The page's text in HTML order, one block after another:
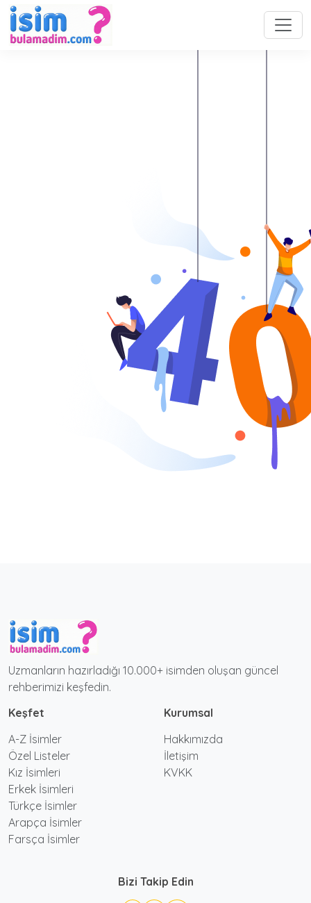
Uzmanların hazırladığı 10.000+ isimden oluşan güncel
rehberimizi keşfedin.
Keşfet
A-Z İsimler
Özel Listeler
Kız İsimleri
Erkek İsimleri
Türkçe İsimler
Arapça İsimler
Farsça İsimler
Kurumsal
Hakkımızda
İletişim
KVKK
Bizi Takip Edin